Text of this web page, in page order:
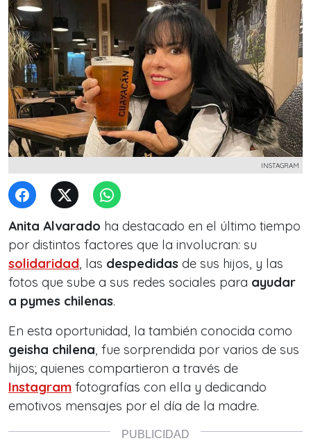
INSTAGRAM
Anita Alvarado ha destacado en el último tiempo
por distintos factores que la involucran: su
solidaridad, las despedidas de sus hijos, y las
fotos que sube a sus redes sociales para ayudar
a pymes chilenas.
En esta oportunidad, la también conocida como
geisha chilena, fue sorprendida por varios de sus
hijos; quienes compartieron a través de
Instagram fotografías con ella y dedicando
emotivos mensajes por el día de la madre.